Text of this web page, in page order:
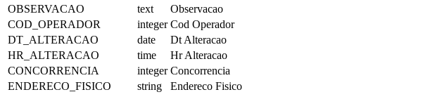
OBSERVACAO
text
Observacao
COD_OPERADOR
integer Cod Operador
DT_ALTERACAO
date
Dt Alteracao
HR_ALTERACAO
time
Hr Alteracao
CONCORRENCIA
integer Concorrencia
ENDERECO_FISICO
string Endereco Fisico